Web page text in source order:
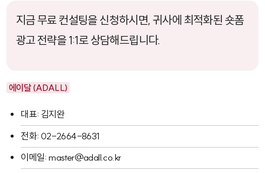
지금 무료 컨설팅을 신청하시면, 귀사에 최적화된 숏폼
광고 전략을 1:1로 상담해드립니다.
에이달 (ADALL)
대표: 김지완
전화: 02-2664-8631
이메일: master@adall.co.kr